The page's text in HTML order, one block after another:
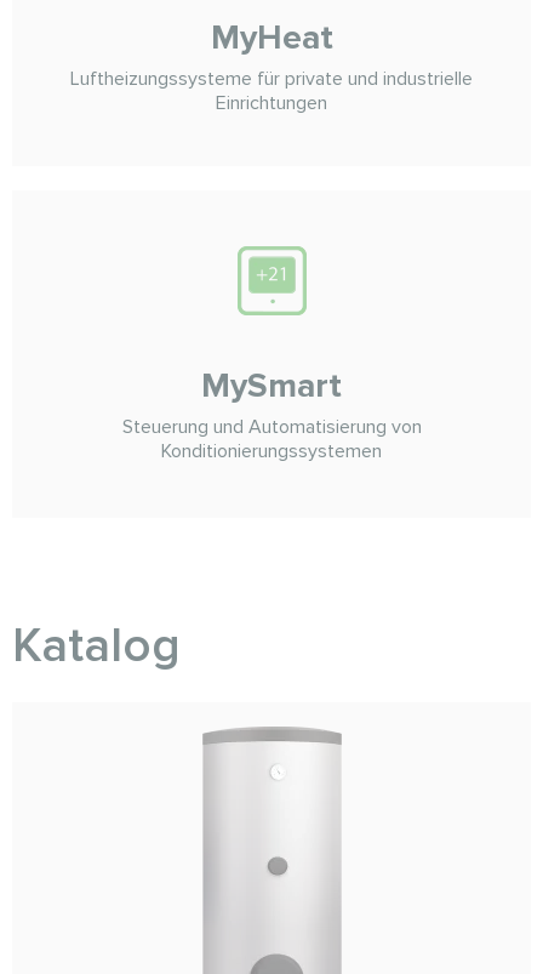
MyHeat
Luftheizungssysteme für private und industrielle
Einrichtungen
MySmart
Steuerung und Automatisierung von
Konditionierungssystemen
Katalog